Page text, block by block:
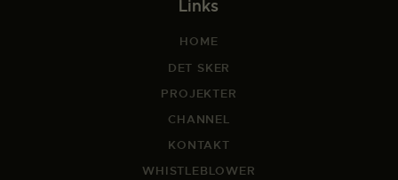
Links
HOME
DET SKER
PROJEKTER
CHANNEL
KONTAKT
WHISTLEBLOWER